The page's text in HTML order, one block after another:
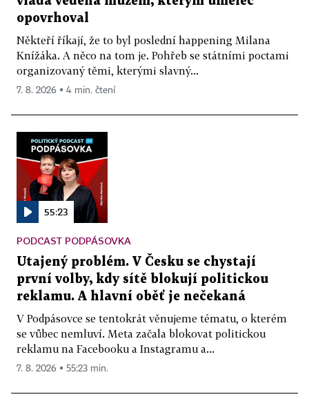
opovrhoval
Někteří říkají, že to byl poslední happening Milana
Knížáka. A něco na tom je. Pohřeb se státními poctami
organizovaný těmi, kterými slavný...
7. 8. 2026 ▪ 4 min. čtení
55:23
PODCAST PODPÁSOVKA
Utajený problém. V Česku se chystají
první volby, kdy sítě blokují politickou
reklamu. A hlavní oběť je nečekaná
V Podpásovce se tentokrát věnujeme tématu, o kterém
se vůbec nemluví. Meta začala blokovat politickou
reklamu na Facebooku a Instagramu a...
7. 8. 2026 ▪ 55:23 min.